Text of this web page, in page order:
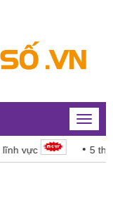
Toggle
5 thí sinh bị